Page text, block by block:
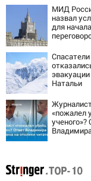
роман
Исаковой
МИД
назвал
для начала
Спасатели
Натальи
«пожалел
ученого»?